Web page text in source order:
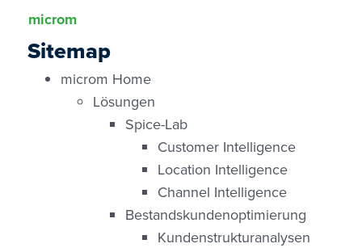
microm
Sitemap
microm Home
Lösungen
Spice-Lab
Customer Intelligence
Location Intelligence
Channel Intelligence
Bestandskundenoptimierung
Kundenstrukturanalysen